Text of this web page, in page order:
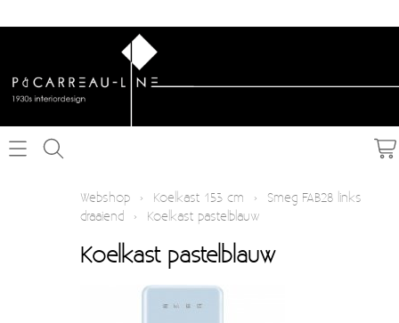
Schakelmateriaal inbouw
Schakelmateriaal opbouw
Webshop › Koelkast 153 cm ›
Smeg FAB28 links
draaiend › Koelkast pastelblauw
Koelkast pastelblauw